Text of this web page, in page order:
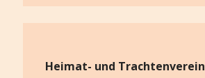
Heimat- und Trachtenverein